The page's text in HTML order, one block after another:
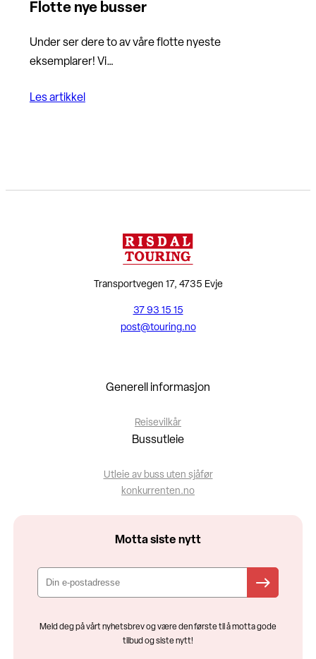
Flotte nye busser
Under ser dere to av våre flotte nyeste
eksemplarer! Vi…
Les artikkel
Transportvegen 17, 4735 Evje
37 93 15 15
post@touring.no
Generell informasjon
Reisevilkår
Bussutleie
Utleie av buss uten sjåfør
konkurrenten.no
Motta siste nytt
Meld deg på vårt nyhetsbrev og være den første til å motta gode
tilbud og siste nytt!